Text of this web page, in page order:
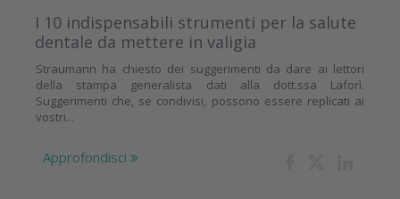
I 10 indispensabili strumenti per la salute
dentale da mettere in valigia
Straumann ha chiesto dei suggerimenti da dare ai lettori
della stampa generalista dati alla dott.ssa Laforì.
Suggerimenti che, se condivisi, possono essere replicati ai
vostri...
Approfondisci